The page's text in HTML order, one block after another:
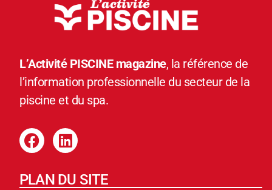
L’Activité PISCINE magazine, la référence de
l’information professionnelle du secteur de la
piscine et du spa.
PLAN DU SITE